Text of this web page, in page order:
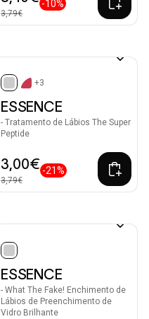
3,79€
-10%
selected
+3
ESSENCE
- Tratamento de Lábios The Super
Peptide
3,00€
3,79€
-21%
selected
ESSENCE
- What The Fake! Enchimento de
Lábios de Preenchimento de
Vidro Brilhante